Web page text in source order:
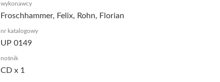
wykonawcy
Froschhammer, Felix, Rohn, Florian
nr katalogowy
UP 0149
nośnik
CD x 1